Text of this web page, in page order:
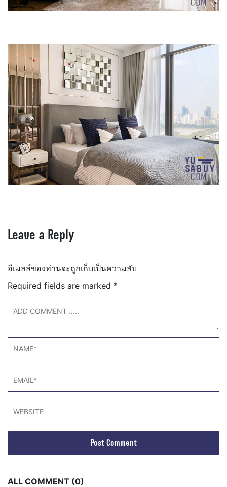
Leave a Reply
อีเมลล์ของท่านจะถูกเก็บเป็นความลับ
Required fields are marked *
ALL COMMENT (0)